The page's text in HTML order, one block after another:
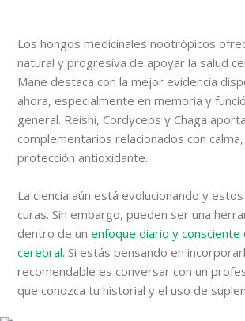
Los hongos medicinales nootrópicos
natural y progresiva de apoyar la salud
Mane destaca con la mejor evidencia
ahora, especialmente en memoria y
general. Reishi, Cordyceps y Chaga
complementarios relacionados con
protección antioxidante.
La ciencia aún está evolucionando y
curas. Sin embargo, pueden ser una
dentro de un enfoque diario y consciente
cerebral. Si estás pensando en
recomendable es conversar con un
que conozca tu historial y el uso de